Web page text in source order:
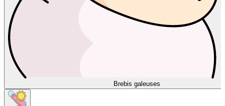
Brebis galeuses